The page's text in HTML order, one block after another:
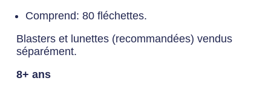
Comprend: 80 fléchettes.
Blasters et lunettes (recommandées) vendus
séparément.
8+ ans